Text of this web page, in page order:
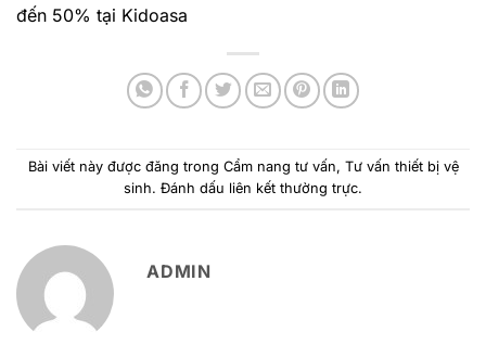
đến 50% tại Kidoasa
Bài viết này được đăng trong Cẩm nang tư vấn, Tư vấn thiết bị vệ
sinh. Đánh dấu liên kết thường trực.
ADMIN